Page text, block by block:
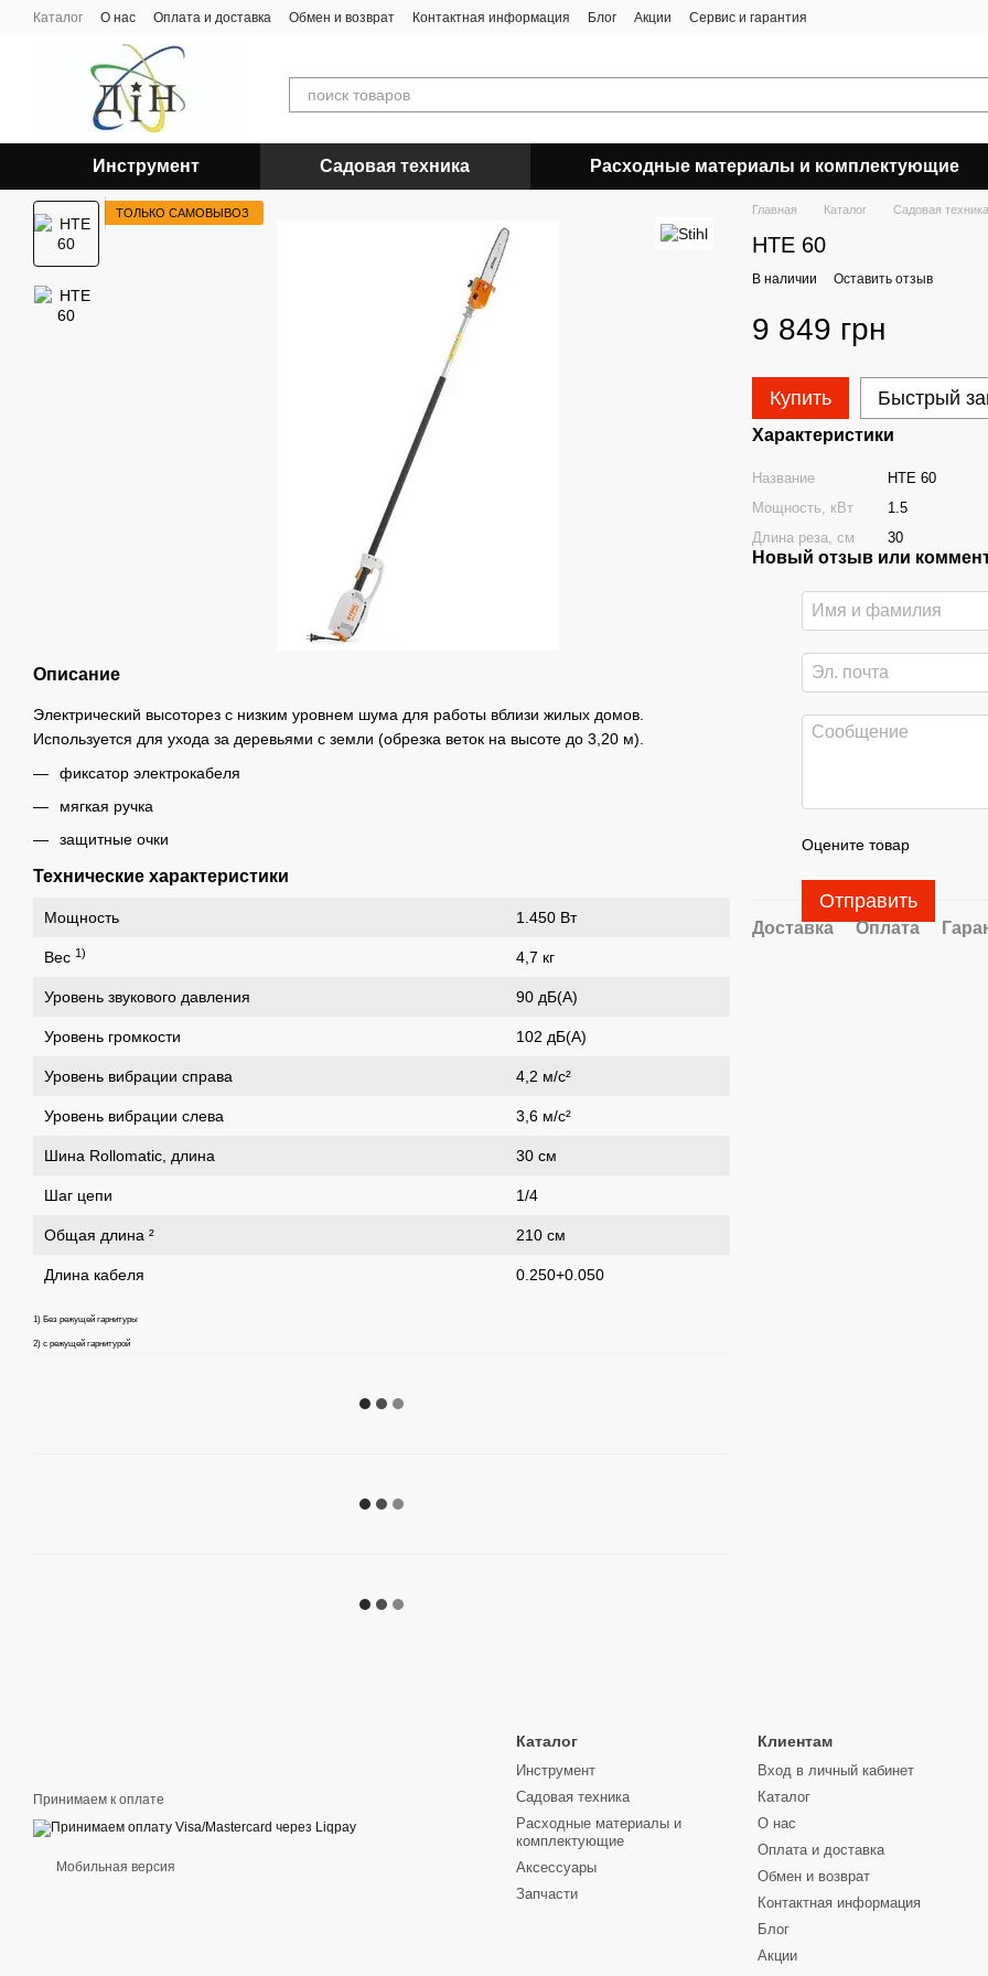
Перейти к основному контенту
Каталог О нас Оплата и доставка Обмен и возврат Контактная информация Блог Акции Сервис и гарантия
Инструмент Садовая техника Расходные материалы и комплектующие
ТОЛЬКО САМОВЫВОЗ
Описание
Электрический высоторез с низким уровнем шума для работы вблизи жилых домов.
Используется для ухода за деревьями с земли (обрезка веток на высоте до 3,20 м).
фиксатор электрокабеля
мягкая ручка
защитные очки
Технические характеристики
Мощность 1.450 Вт
Вес 1) 4,7 кг
Уровень звукового давления 90 дБ(A)
Уровень громкости 102 дБ(A)
Уровень вибрации справа 4,2 м/с²
Уровень вибрации слева 3,6 м/с²
Шина Rollomatic, длина 30 см
Шаг цепи 1/4
Общая длина ² 210 см
Длина кабеля 0.250+0.050
1) Без режущей гарнитуры
2) с режущей гарнитурой
Главная Каталог Садовая техника
HTЕ 60
В наличии Оставить отзыв
9 849 грн
Купить Быстрый
Характеристики
Название
HTЕ 60
Мощность, кВт
1.5
Длина реза, см
30
Новый отзыв или
Оцените товар
Отправить
Доставка Оплата
Принимаем к оплате
Мобильная версия
Каталог
Инструмент
Садовая техника
Расходные материалы и
комплектующие
Аксессуары
Запчасти
Клиентам
Вход в личный кабинет
Каталог
О нас
Оплата и доставка
Обмен и возврат
Контактная информация
Блог
Акции